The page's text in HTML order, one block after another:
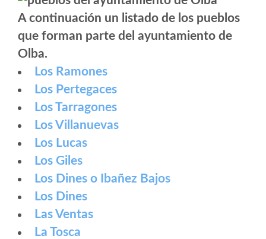
A continuación un listado de los pueblos
que forman parte del ayuntamiento de
Olba.
Los Ramones
Los Pertegaces
Los Tarragones
Los Villanuevas
Los Lucas
Los Giles
Los Dines o Ibañez Bajos
Los Dines
Las Ventas
La Tosca